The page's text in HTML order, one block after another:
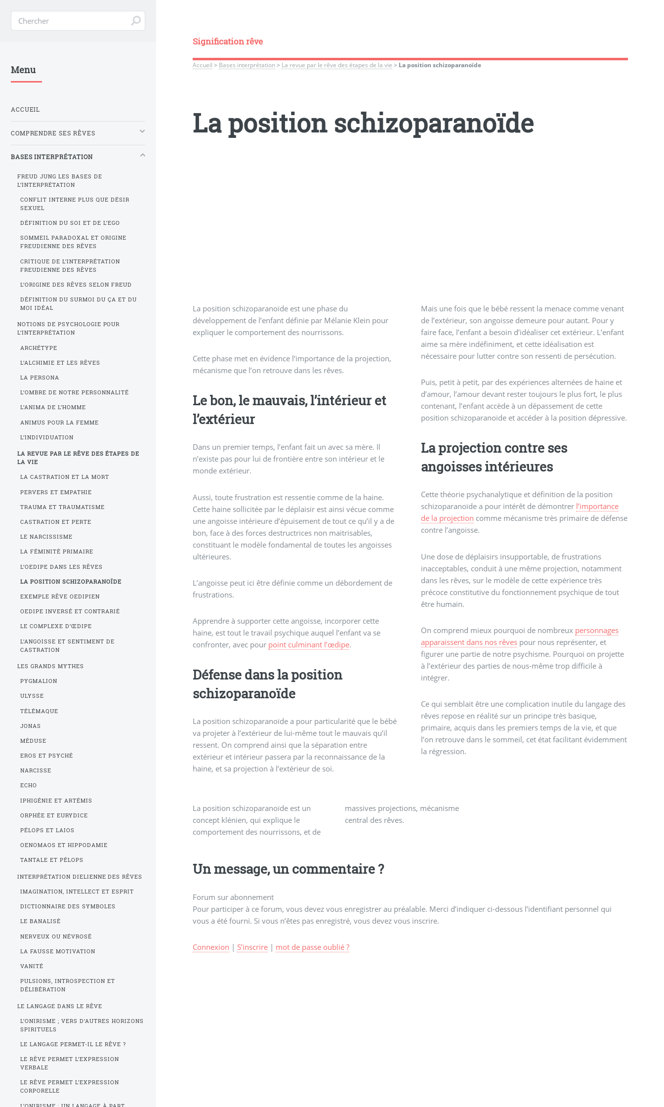
Signification rêve
Accueil > Bases interprétation> La revue par le rêve des étapes de la vie > La position schizoparanoïde
La position schizoparanoïde
La position schizoparanoïde est une phase du
développement de l’enfant définie par Mélanie Klein pour
expliquer le comportement des nourrissons.
Cette phase met en évidence l’importance de la projection,
mécanisme que l’on retrouve dans les rêves.
Le bon, le mauvais, l’intérieur et
l’extérieur
Dans un premier temps, l’enfant fait un avec sa mère. Il
n’existe pas pour lui de frontière entre son intérieur et le
monde extérieur.
Aussi, toute frustration est ressentie comme de la haine.
Cette haine sollicitée par le déplaisir est ainsi vécue comme
une angoisse intérieure d’épuisement de tout ce qu’il y a de
bon, face à des forces destructrices non maitrisables,
constituant le modèle fondamental de toutes les angoisses
ultérieures.
L’angoisse peut ici être définie comme un débordement de
frustrations.
Apprendre à supporter cette angoisse, incorporer cette
haine, est tout le travail psychique auquel l’enfant va se
confronter, avec pour point culminant l’œdipe.
Défense dans la position
schizoparanoïde
La position schizoparanoïde a pour particularité que le bébé
va projeter à l’extérieur de lui-même tout le mauvais qu’il
ressent. On comprend ainsi que la séparation entre
extérieur et intérieur passera par la reconnaissance de la
haine, et sa projection à l’extérieur de soi.
Mais une fois que le bébé ressent la menace comme venant
de l’extérieur, son angoisse demeure pour autant. Pour y
faire face, l’enfant a besoin d’idéaliser cet extérieur. L’enfant
aime sa mère indéfiniment, et cette idéalisation est
nécessaire pour lutter contre son ressenti de persécution.
Puis, petit à petit, par des expériences alternées de haine et
d’amour, l’amour devant rester toujours le plus fort, le plus
contenant, l’enfant accède à un dépassement de cette
position schizoparanoïde et accéder à la position dépressive.
La projection contre ses
angoisses intérieures
Cette théorie psychanalytique et définition de la position
schizoparanoïde a pour intérêt de démontrer l’importance
de la projection comme mécanisme très primaire de défense
contre l’angoisse.
Une dose de déplaisirs insupportable, de frustrations
inacceptables, conduit à une même projection, notamment
dans les rêves, sur le modèle de cette expérience très
précoce constitutive du fonctionnement psychique de tout
être humain.
On comprend mieux pourquoi de nombreux personnages
apparaissent dans nos rêves pour nous représenter, et
figurer une partie de notre psychisme. Pourquoi on projette
à l’extérieur des parties de nous-même trop difficile à
intégrer.
Ce qui semblait être une complication inutile du langage des
rêves repose en réalité sur un principe très basique,
primaire, acquis dans les premiers temps de la vie, et que
l’on retrouve dans le sommeil, cet état facilitant évidemment
la régression.
La position schizoparanoïde est un
concept klénien, qui explique le
comportement des nourrissons, et de
massives projections, mécanisme
central des rêves.
Un message, un commentaire ?
Forum sur abonnement
Pour participer à ce forum, vous devez vous enregistrer au préalable. Merci d’indiquer ci-dessous l’identifiant personnel qui
vous a été fourni. Si vous n’êtes pas enregistré, vous devez vous inscrire.
Connexion | S’inscrire| mot de passe oublié ?
Menu
ACCUEIL
COMPRENDRE SES RÊVES
BASES INTERPRÉTATION
FREUD JUNG LES BASES DE
L’INTERPRÉTATION
CONFLIT INTERNE PLUS QUE DÉSIR
SEXUEL
DÉFINITION DU SOI ET DE L’EGO
SOMMEIL PARADOXAL ET ORIGINE
FREUDIENNE DES RÊVES
CRITIQUE DE L’INTERPRÉTATION
FREUDIENNE DES RÊVES
L’ORIGINE DES RÊVES SELON FREUD
DÉFINITION DU SURMOI DU ÇA ET DU
MOI IDÉAL
NOTIONS DE PSYCHOLOGIE POUR
L’INTERPRÉTATION
ARCHÉTYPE
L’ALCHIMIE ET LES RÊVES
LA PERSONA
L’OMBRE DE NOTRE PERSONNALITÉ
L’ANIMA DE L’HOMME
ANIMUS POUR LA FEMME
L’INDIVIDUATION
LA REVUE PAR LE RÊVE DES ÉTAPES DE
LA VIE
LA CASTRATION ET LA MORT
PERVERS ET EMPATHIE
TRAUMA ET TRAUMATISME
CASTRATION ET PERTE
LE NARCISSISME
LA FÉMINITÉ PRIMAIRE
L’OEDIPE DANS LES RÊVES
LA POSITION SCHIZOPARANOÏDE
EXEMPLE RÊVE OEDIPIEN
OEDIPE INVERSÉ ET CONTRARIÉ
LE COMPLEXE D’ŒDIPE
L’ANGOISSE ET SENTIMENT DE
CASTRATION
LES GRANDS MYTHES
PYGMALION
ULYSSE
TÉLÉMAQUE
JONAS
MÉDUSE
EROS ET PSYCHÉ
NARCISSE
ECHO
IPHIGÉNIE ET ARTÉMIS
ORPHÉE ET EURYDICE
PÉLOPS ET LAIOS
OENOMAOS ET HIPPODAMIE
TANTALE ET PÉLOPS
INTERPRÉTATION DIELIENNE DES RÊVES
IMAGINATION, INTELLECT ET ESPRIT
DICTIONNAIRE DES SYMBOLES
LE BANALISÉ
NERVEUX OU NÉVROSÉ
LA FAUSSE MOTIVATION
VANITÉ
PULSIONS, INTROSPECTION ET
DÉLIBÉRATION
LE LANGAGE DANS LE RÊVE
L’ONIRISME ; VERS D’AUTRES HORIZONS
SPIRITUELS
LE LANGAGE PERMET-IL LE RÊVE ?
LE RÊVE PERMET L’EXPRESSION
VERBALE
LE RÊVE PERMET L’EXPRESSION
CORPORELLE